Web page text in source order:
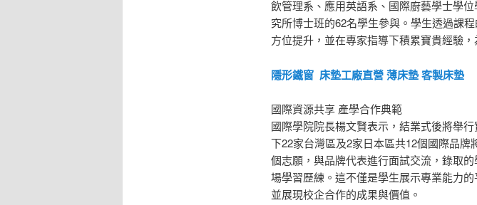
飲管理系、應用英語系、國際廚藝學士學
究所博士班的62名學生參與。學生透過課
方位提升，並在專家指導下積累寶貴經驗
隱形鐵窗 床墊工廠直營薄床墊客製床墊
國際資源共享 產學合作典範
國際學院院長楊文賢表示，結業式後將舉
下22家台灣區及2家日本區共12個國際品
個志願，與品牌代表進行面試交流，錄取
場學習歷練。這不僅是學生展示專業能力
並展現校企合作的成果與價值。